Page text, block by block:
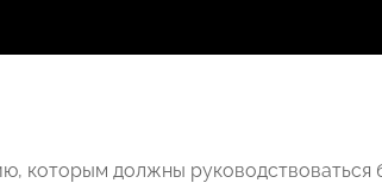
которым должны руководствоваться